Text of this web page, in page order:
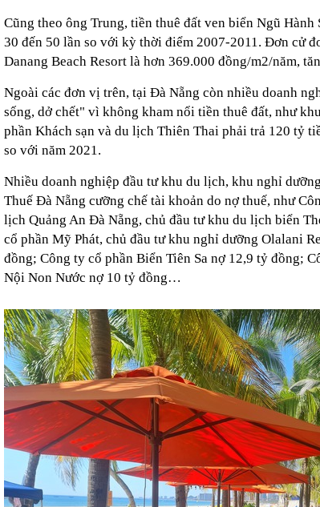
Cũng theo ông Trung, tiền thuê đất ven biển Ngũ Hành
30 đến 50 lần so với kỳ thời điểm 2007-2011. Đơn cử
Danang Beach Resort là hơn 369.000 đồng/m2/năm,
Ngoài các đơn vị trên, tại Đà Nẵng còn nhiều doanh
sống, dở chết" vì không kham nổi tiền thuê đất, như
phần Khách sạn và du lịch Thiên Thai phải trả 120 tỷ
so với năm 2021.
Nhiều doanh nghiệp đầu tư khu du lịch, khu nghỉ
Thuế Đà Nẵng cưỡng chế tài khoản do nợ thuế, như
lịch Quảng An Đà Nẵng, chủ đầu tư khu du lịch biển
cổ phần Mỹ Phát, chủ đầu tư khu nghỉ dưỡng Olalani
đồng; Công ty cổ phần Biển Tiên Sa nợ 12,9 tỷ đồng;
Nội Non Nước nợ 10 tỷ đồng…